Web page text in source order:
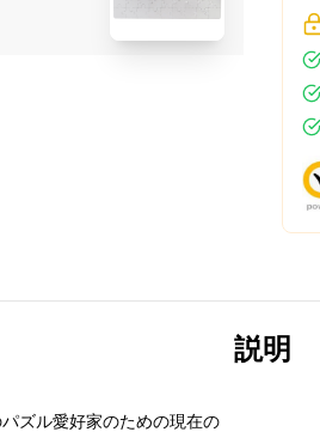
説明
ズル愛好家のための現在の